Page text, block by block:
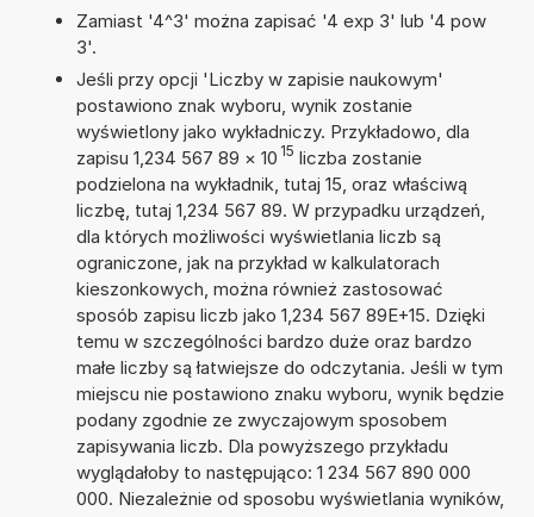
Zamiast '4^3' można zapisać '4 exp 3' lub '4 pow
3'.
Jeśli przy opcji 'Liczby w zapisie naukowym'
postawiono znak wyboru, wynik zostanie
wyświetlony jako wykładniczy. Przykładowo, dla
zapisu 1,234 567 89 × 10 15 liczba zostanie
podzielona na wykładnik, tutaj 15, oraz właściwą
liczbę, tutaj 1,234 567 89. W przypadku urządzeń,
dla których możliwości wyświetlania liczb są
ograniczone, jak na przykład w kalkulatorach
kieszonkowych, można również zastosować
sposób zapisu liczb jako 1,234 567 89E+15. Dzięki
temu w szczególności bardzo duże oraz bardzo
małe liczby są łatwiejsze do odczytania. Jeśli w tym
miejscu nie postawiono znaku wyboru, wynik będzie
podany zgodnie ze zwyczajowym sposobem
zapisywania liczb. Dla powyższego przykładu
wyglądałoby to następująco: 1 234 567 890 000
000. Niezależnie od sposobu wyświetlania wyników,